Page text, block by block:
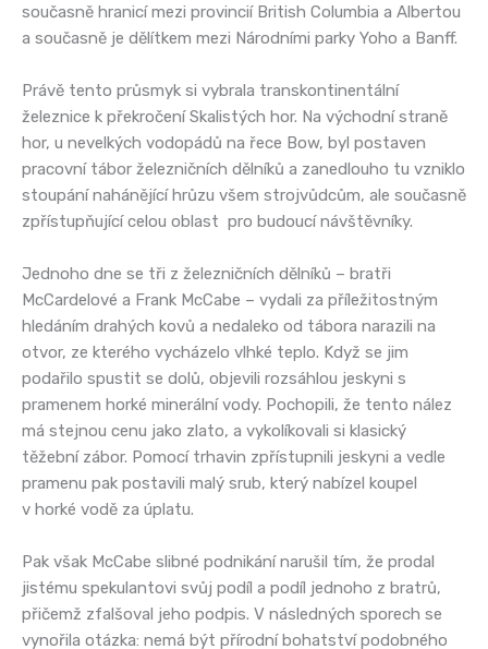
současně hranicí mezi provincií British Columbia a Albertou
a současně je dělítkem mezi Národními parky Yoho a Banff.
Právě tento průsmyk si vybrala transkontinentální
železnice k překročení Skalistých hor. Na východní straně
hor, u nevelkých vodopádů na řece Bow, byl postaven
pracovní tábor železničních dělníků a zanedlouho tu vzniklo
stoupání nahánějící hrůzu všem strojvůdcům, ale současně
zpřístupňující celou oblast pro budoucí návštěvníky.
Jednoho dne se tři z železničních dělníků – bratři
McCardelové a Frank McCabe – vydali za příležitostným
hledáním drahých kovů a nedaleko od tábora narazili na
otvor, ze kterého vycházelo vlhké teplo. Když se jim
podařilo spustit se dolů, objevili rozsáhlou jeskyni s
pramenem horké minerální vody. Pochopili, že tento nález
má stejnou cenu jako zlato, a vykolíkovali si klasický
těžební zábor. Pomocí trhavin zpřístupnili jeskyni a vedle
pramenu pak postavili malý srub, který nabízel koupel
v horké vodě za úplatu.
Pak však McCabe slibné podnikání narušil tím, že prodal
jistému spekulantovi svůj podíl a podíl jednoho z bratrů,
přičemž zfalšoval jeho podpis. V následných sporech se
vynořila otázka: nemá být přírodní bohatství podobného